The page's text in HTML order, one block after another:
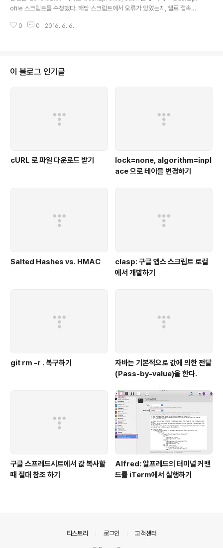
ofile 스크립트를 수정했다. 해당 스크립트에서 오류가 있었는지, 쉘로 접속하
용하지 않는 다른 쉘로 접속하면 된다. $ ssh -t username@hostname /bi
0 0 2016. 6. 6.
이 블로그 인기글
cURL 로 파일 다운로드 받기
lock=none, algorithm=inpl
ace 으로 테이블 변경하기
Salted Hashes vs. HMAC
clasp: 구글 앱스 스크립트 로컬
에서 개발하기
git rm -r . 복구하기
자바는 기본적으로 값에 의한 전달
(Pass-by-value)을 한다.
구글 스프레드시트에서 값 복사할
때 절대 참조 하기
Alfred: 알프레드의 터미널 커맨
드를 iTerm에서 실행하기
티스토리 로그인 고객센터